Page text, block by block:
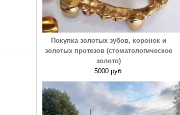
Покупка золотых зубов, коронок и
золотых протезов (стоматологическое
золото)
5000 руб.